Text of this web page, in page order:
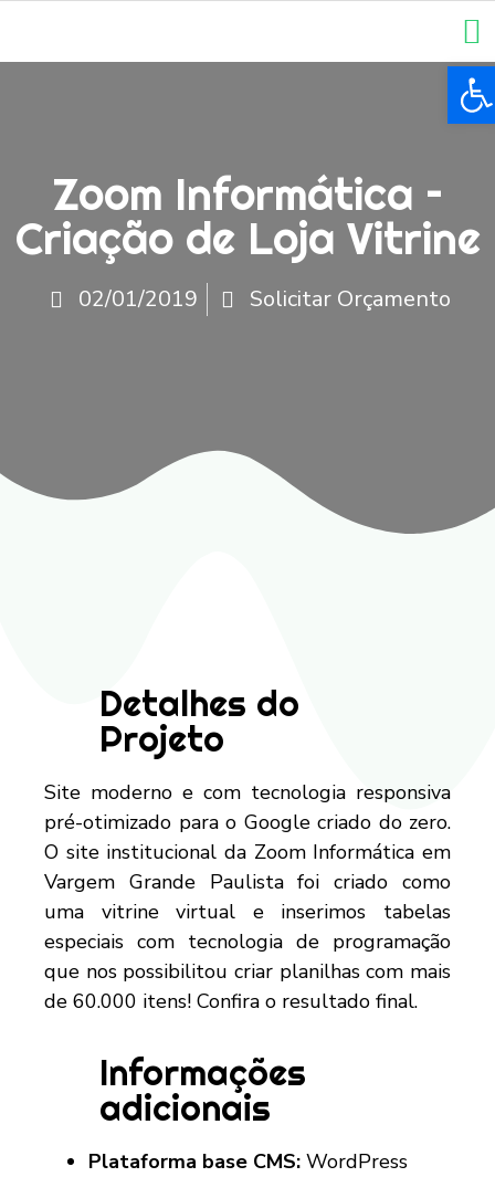
Zoom Informática –
Criação de Loja Vitrine
02/01/2019 Solicitar Orçamento
Detalhes do
Projeto
Site moderno e com tecnologia responsiva
pré-otimizado para o Google criado do zero.
O site institucional da Zoom Informática em
Vargem Grande Paulista foi criado como
uma vitrine virtual e inserimos tabelas
especiais com tecnologia de programação
que nos possibilitou criar planilhas com mais
de 60.000 itens! Confira o resultado final.
Informações
adicionais
Plataforma base CMS: WordPress